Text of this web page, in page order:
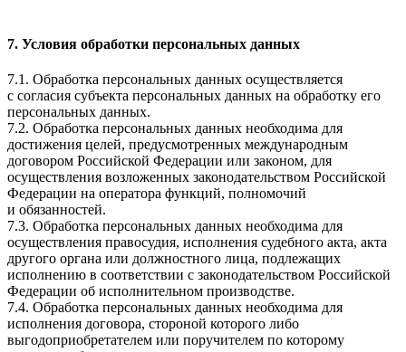
7. Условия обработки персональных данных
7.1. Обработка персональных данных осуществляется
с согласия субъекта персональных данных на обработку его
персональных данных.
7.2. Обработка персональных данных необходима для
достижения целей, предусмотренных международным
договором Российской Федерации или законом, для
осуществления возложенных законодательством Российской
Федерации на оператора функций, полномочий
и обязанностей.
7.3. Обработка персональных данных необходима для
осуществления правосудия, исполнения судебного акта, акта
другого органа или должностного лица, подлежащих
исполнению в соответствии с законодательством Российской
Федерации об исполнительном производстве.
7.4. Обработка персональных данных необходима для
исполнения договора, стороной которого либо
выгодоприобретателем или поручителем по которому